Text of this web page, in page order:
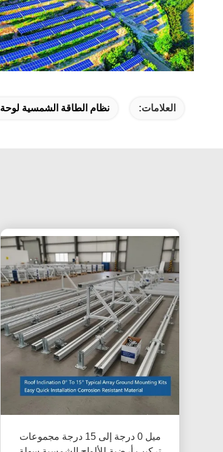
العلامات: نظام الطاقة الشمسية لوحة
ميل 0 درجة إلى 15 درجة مجموعات